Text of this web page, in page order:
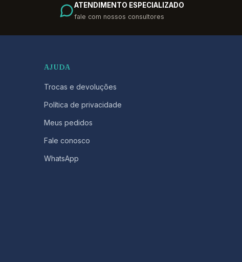
ATENDIMENTO ESPECIALIZADO
fale com nossos consultores
AJUDA
Trocas e devoluções
Política de privacidade
Meus pedidos
Fale conosco
WhatsApp